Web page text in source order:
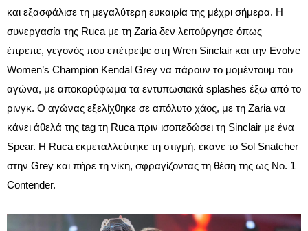
και εξασφάλισε τη μεγαλύτερη ευκαιρία της μέχρι σήμερα. Η
συνεργασία της Ruca με τη Zaria δεν λειτούργησε όπως
έπρεπε, γεγονός που επέτρεψε στη Wren Sinclair και την Evolve
Women’s Champion Kendal Grey να πάρουν το μομέντουμ του
αγώνα, με αποκορύφωμα τα εντυπωσιακά splashes έξω από το
ρινγκ. Ο αγώνας εξελίχθηκε σε απόλυτο χάος, με τη Zaria να
κάνει άθελά της tag τη Ruca πριν ισοπεδώσει τη Sinclair με ένα
Spear. Η Ruca εκμεταλλεύτηκε τη στιγμή, έκανε το Sol Snatcher
στην Grey και πήρε τη νίκη, σφραγίζοντας τη θέση της ως No. 1
Contender.